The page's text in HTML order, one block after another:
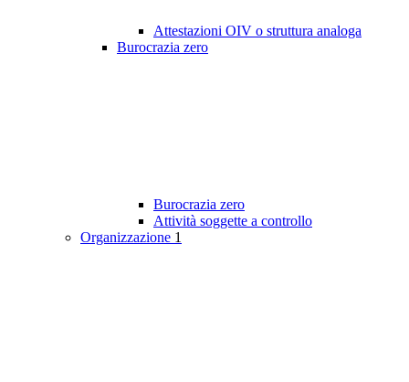
Attestazioni OIV o struttura analoga
Burocrazia zero
Burocrazia zero
Attività soggette a controllo
Organizzazione 1